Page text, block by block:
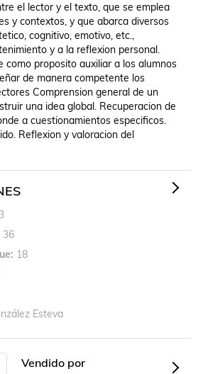
el lector y el texto, que se emplea
y contextos, y que abarca diversos
cognitivo, emotivo, etc.,
y a la reflexion personal.
como proposito auxiliar a los alumnos
de manera competente los
Comprension general de un
una idea global. Recuperacion de
a cuestionamientos especificos.
Reflexion y valoracion del
36
18
Esteva
Vendido por